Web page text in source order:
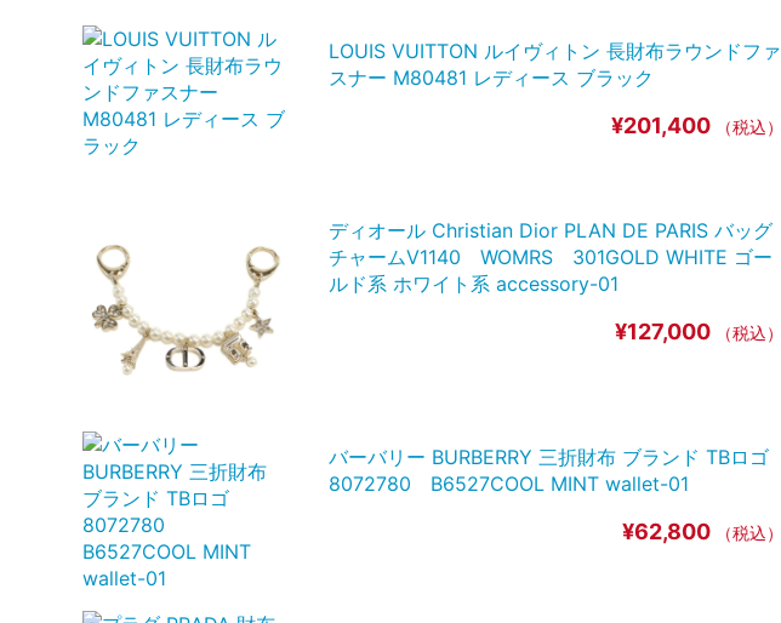
LOUIS VUITTON ルイヴィトン 長財布ラウンドファ
スナー M80481 レディース ブラック
¥201,400 （税込）
ディオール Christian Dior PLAN DE PARIS バッグ
チャームV1140 WOMRS 301GOLD WHITE ゴー
ルド系 ホワイト系 accessory-01
¥127,000 （税込）
バーバリー BURBERRY 三折財布 ブランド TBロゴ
8072780 B6527COOL MINT wallet-01
¥62,800 （税込）